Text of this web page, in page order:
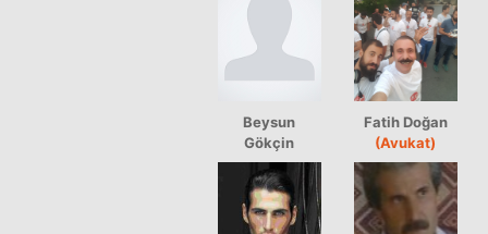
Beysun
Gökçin
Fatih Doğan
(Avukat)